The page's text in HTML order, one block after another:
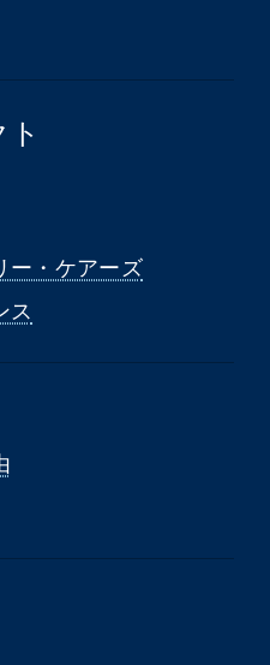
ー・ケアーズ
ス